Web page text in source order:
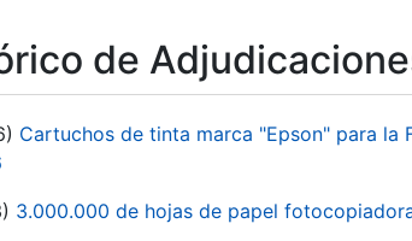
de
Cartuchos de tinta marca "Epson" para la
3.000.000 de hojas de papel